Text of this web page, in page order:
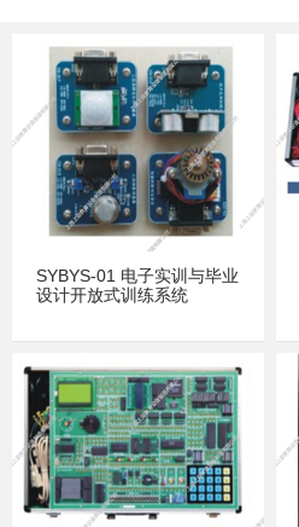
SYBYS-01 电子实训与毕业
设计开放式训练系统